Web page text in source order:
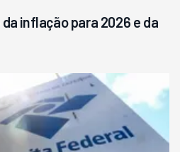
inflação para 2026 e da